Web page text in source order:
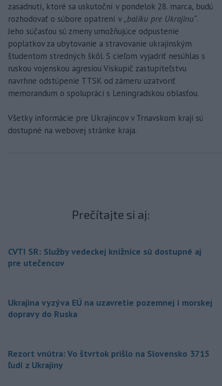
zasadnutí, ktoré sa uskutoční v pondelok 28. marca, budú
rozhodovať o súbore opatrení v„balíku pre Ukrajinu“.
Jeho súčasťou sú zmeny umožňujúce odpustenie
poplatkov za ubytovanie a stravovanie ukrajinským
študentom stredných škôl. S cieľom vyjadriť nesúhlas s
ruskou vojenskou agresiou Viskupič zastupiteľstvu
navrhne odstúpenie TTSK od zámeru uzatvoriť
memorandum o spolupráci s Leningradskou oblasťou.
Všetky informácie pre Ukrajincov v Trnavskom kraji sú
dostupné na webovej stránke kraja.
Prečítajte si aj:
CVTI SR: Služby vedeckej knižnice sú dostupné aj
pre utečencov
Ukrajina vyzýva EÚ na uzavretie pozemnej i morskej
dopravy do Ruska
Rezort vnútra: Vo štvrtok prišlo na Slovensko 3715
ľudí z Ukrajiny